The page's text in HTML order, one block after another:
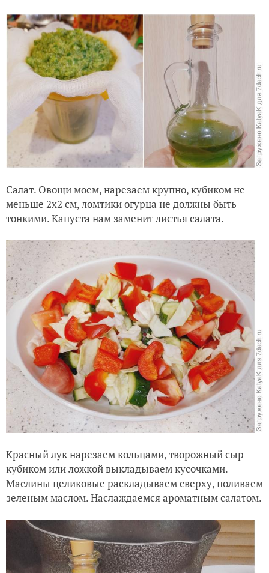
Салат. Овощи моем, нарезаем крупно, кубиком не
меньше 2х2 см, ломтики огурца не должны быть
тонкими. Капуста нам заменит листья салата.
Красный лук нарезаем кольцами, творожный сыр
кубиком или ложкой выкладываем кусочками.
Маслины целиковые раскладываем сверху, поливаем
зеленым маслом. Наслаждаемся ароматным салатом.